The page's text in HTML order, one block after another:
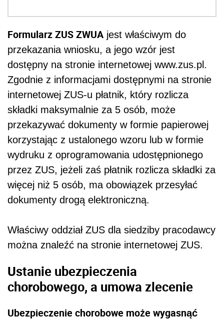
Formularz ZUS ZWUA jest właściwym do
przekazania wniosku, a jego wzór jest
dostępny na stronie internetowej www.zus.pl.
Zgodnie z informacjami dostępnymi na stronie
internetowej ZUS-u płatnik, który rozlicza
składki maksymalnie za 5 osób, może
przekazywać dokumenty w formie papierowej
korzystając z ustalonego wzoru lub w formie
wydruku z oprogramowania udostępnionego
przez ZUS, jeżeli zaś płatnik rozlicza składki za
więcej niż 5 osób, ma obowiązek przesyłać
dokumenty drogą elektroniczną.
Właściwy oddział ZUS dla siedziby pracodawcy
można znaleźć na stronie internetowej ZUS.
Ustanie ubezpieczenia
chorobowego, a umowa zlecenie
Ubezpieczenie chorobowe może wygasnąć